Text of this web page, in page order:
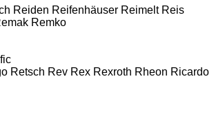
Reiden Reifenhäuser Reimelt Reis
Remko
Retsch Rev Rex Rexroth Rheon Ricardo